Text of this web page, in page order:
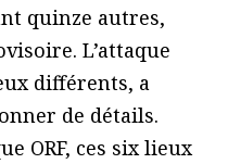
quinze autres,
L’attaque
différents, a
de détails.
ORF, ces six lieux